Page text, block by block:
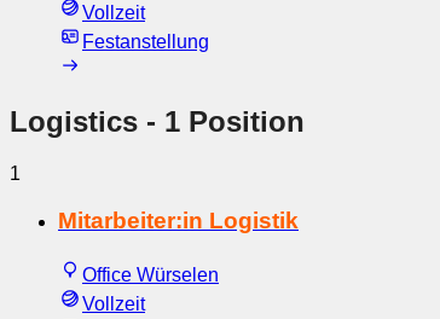
Vollzeit
Festanstellung
Logistics - 1 Position
1
Mitarbeiter:in Logistik
Office Würselen
Vollzeit